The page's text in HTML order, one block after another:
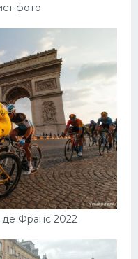
фото
де Франс 2022